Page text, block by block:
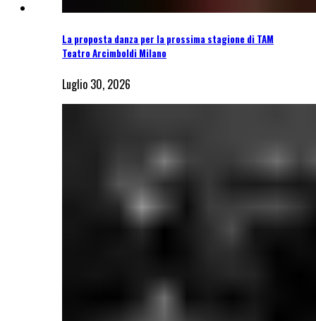
La proposta danza per la prossima stagione di TAM
Teatro Arcimboldi Milano
Luglio 30, 2026